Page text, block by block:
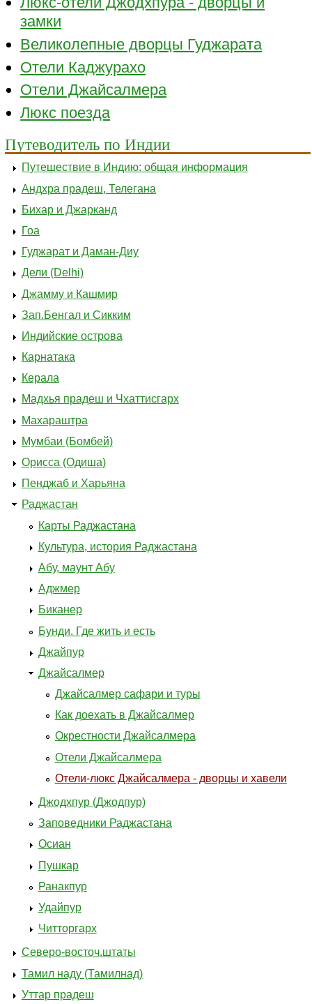
замки
Великолепные дворцы Гуджарата
Отели Каджурахо
Отели Джайсалмера
Люкс поезда
Путеводитель по Индии
Путешествие в Индию: общая информация
Андхра прадеш, Телегана
Бихар и Джарканд
Гоа
Гуджарат и Даман-Диу
Дели (Delhi)
Джамму и Кашмир
Зап.Бенгал и Сикким
Индийские острова
Карнатака
Керала
Мадхья прадеш и Чхаттисгарх
Махараштра
Мумбаи (Бомбей)
Орисса (Одиша)
Пенджаб и Харьяна
Раджастан
Карты Раджастана
Культура, история Раджастана
Абу, маунт Абу
Аджмер
Биканер
Бунди. Где жить и есть
Джайпур
Джайсалмер
Джайсалмер сафари и туры
Как доехать в Джайсалмер
Окрестности Джайсалмера
Отели Джайсалмера
Отели-люкс Джайсалмера - дворцы и хавели
Джодхпур (Джодпур)
Заповедники Раджастана
Осиан
Пушкар
Ранакпур
Удайпур
Читторгарх
Северо-восточ.штаты
Тамил наду (Тамилнад)
Уттар прадеш